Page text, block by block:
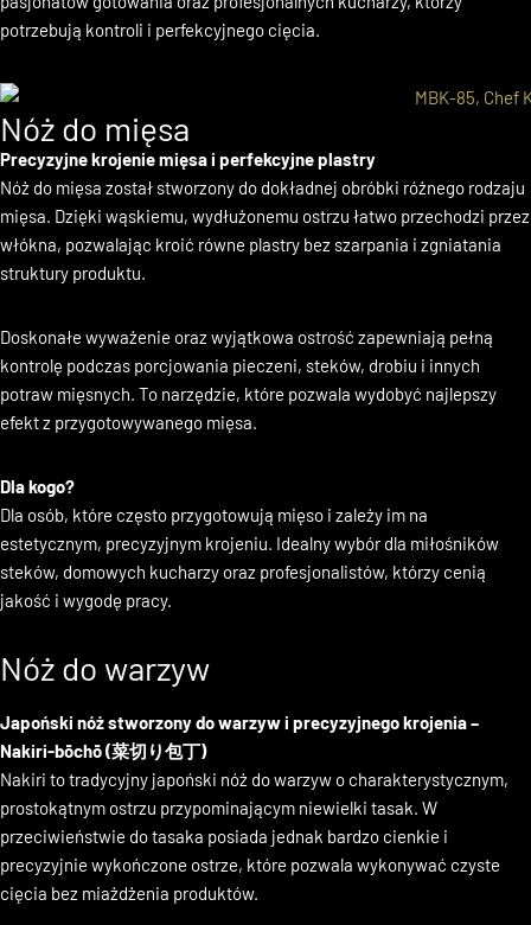
wymagające precyzyjnego krojenia. Idealny wybór dla domowych
pasjonatów gotowania oraz profesjonalnych kucharzy, którzy
Nóż do mięsa
Precyzyjne krojenie mięsa i perfekcyjne plastry
Nóż do mięsa został stworzony do dokładnej obróbki różnego rodzaju
mięsa. Dzięki wąskiemu, wydłużonemu ostrzu łatwo przechodzi przez
włókna, pozwalając kroić równe plastry bez szarpania i zgniatania
Doskonałe wyważenie oraz wyjątkowa ostrość zapewniają pełną
kontrolę podczas porcjowania pieczeni, steków, drobiu i innych
potraw mięsnych. To narzędzie, które pozwala wydobyć najlepszy
Dla kogo?
Dla osób, które często przygotowują mięso i zależy im na
estetycznym, precyzyjnym krojeniu. Idealny wybór dla miłośników
steków, domowych kucharzy oraz profesjonalistów, którzy cenią
Nóż do warzyw
Japoński nóż stworzony do warzyw i precyzyjnego krojenia –
Nakiri-bōchō (菜切り包丁)
Nakiri to tradycyjny japoński nóż do warzyw o charakterystycznym,
prostokątnym ostrzu przypominającym niewielki tasak. W
przeciwieństwie do tasaka posiada jednak bardzo cienkie i
precyzyjnie wykończone ostrze, które pozwala wykonywać czyste